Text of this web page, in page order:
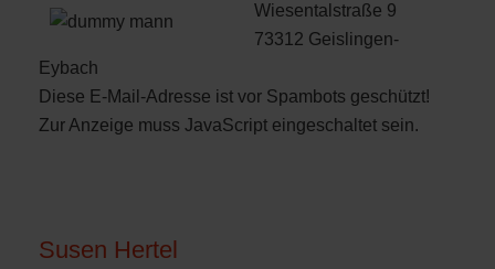
Wiesentalstraße 9
73312 Geislingen-
Eybach
Diese E-Mail-Adresse ist vor Spambots geschützt!
Zur Anzeige muss JavaScript eingeschaltet sein.
Susen Hertel